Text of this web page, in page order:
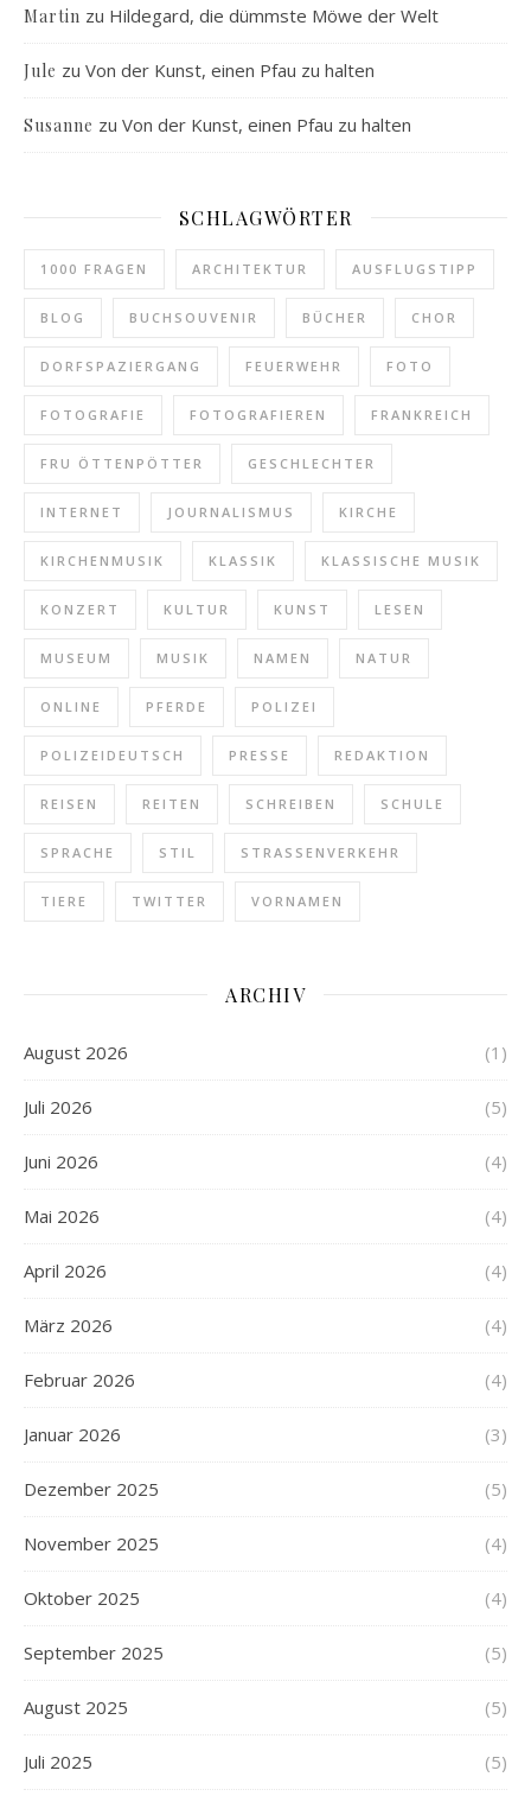
Martin zu Hildegard, die dümmste Möwe der Welt
Jule zu Von der Kunst, einen Pfau zu halten
Susanne zu Von der Kunst, einen Pfau zu halten
SCHLAGWÖRTER
1000 FRAGEN ARCHITEKTUR AUSFLUGSTIPP
BLOG BUCHSOUVENIR BÜCHER CHOR
DORFSPAZIERGANG FEUERWEHR FOTO
FOTOGRAFIE FOTOGRAFIEREN FRANKREICH
FRU ÖTTENPÖTTER GESCHLECHTER
INTERNET JOURNALISMUS KIRCHE
KIRCHENMUSIK KLASSIK KLASSISCHE MUSIK
KONZERT KULTUR KUNST LESEN
MUSEUM MUSIK NAMEN NATUR
ONLINE PFERDE POLIZEI
POLIZEIDEUTSCH PRESSE REDAKTION
REISEN REITEN SCHREIBEN SCHULE
SPRACHE STIL STRASSENVERKEHR
TIERE TWITTER VORNAMEN
ARCHIV
August 2026 (1)
Juli 2026 (5)
Juni 2026 (4)
Mai 2026 (4)
April 2026 (4)
März 2026 (4)
Februar 2026 (4)
Januar 2026 (3)
Dezember 2025 (5)
November 2025 (4)
Oktober 2025 (4)
September 2025 (5)
August 2025 (5)
Juli 2025 (5)